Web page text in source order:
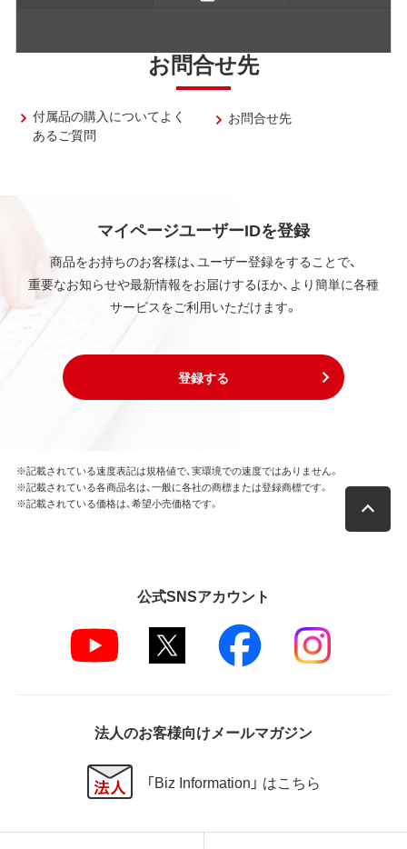
お問合せ先
付属品の購入についてよく
あるご質問
お問合せ先
マイページユーザーIDを登録
商品をお持ちのお客様は、ユーザー登録をすることで、
重要なお知らせや最新情報をお届けするほか、より簡単に各種
サービスをご利用いただけます。
登録する
※記載されている速度表記は規格値で、実環境での速度ではありません。
※記載されている各商品名は、一般に各社の商標または登録商標です。
※記載されている価格は、希望小売価格です。
公式SNSアカウント
法人のお客様向けメールマガジン
「Biz Information」 はこちら